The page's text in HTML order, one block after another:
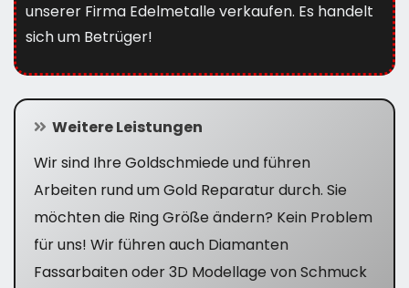
unserer Firma Edelmetalle verkaufen. Es handelt
sich um Betrüger!
Weitere Leistungen
Wir sind Ihre Goldschmiede und führen
Arbeiten rund um Gold Reparatur durch. Sie
möchten die Ring Größe ändern? Kein Problem
für uns! Wir führen auch Diamanten
Fassarbaiten oder 3D Modellage von Schmuck